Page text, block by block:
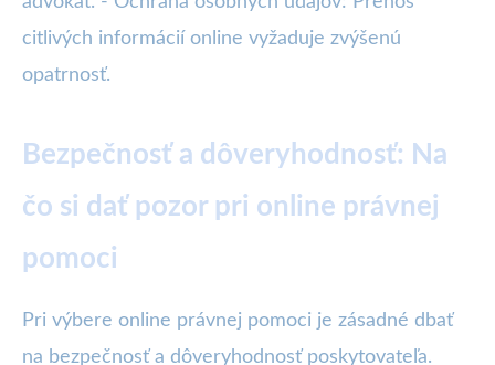
citlivých informácií online vyžaduje zvýšenú
opatrnosť.
Bezpečnosť a dôveryhodnosť: Na
čo si dať pozor pri online právnej
pomoci
Pri výbere online právnej pomoci je zásadné dbať
na bezpečnosť a dôveryhodnosť poskytovateľa.